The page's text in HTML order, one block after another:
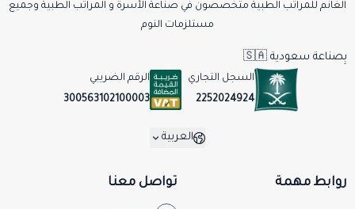
الغانم للمراتب الطبية متخصصون في صناعة الأسرة و المراتب الطبية وجميع
مستلزمات النوم
بِصناعة سعودية 🇸🇦
السجل التجاري
2252024924
الرقم الضريبي
300563102100003
العربية
روابط مهمة تواصل معنا